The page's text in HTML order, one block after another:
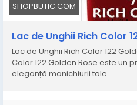
SHOPBUTIC.COM
Lac de Unghii Rich Color
Lac de Unghii Rich Color 122
Color 122 Golden Rose este un
eleganță manichiurii tale.